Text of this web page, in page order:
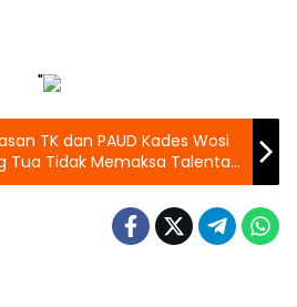
"
TK dan PAUD Kades Wosi
Tua Tidak Memaksa Talenta
Anak.